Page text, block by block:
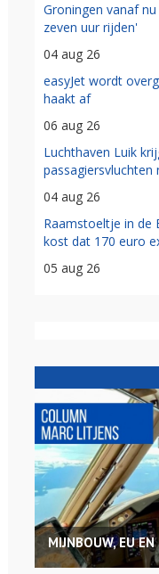
Groningen vanaf
zeven uur rijden'
04 aug 26
easyJet wordt
haakt af
06 aug 26
Luchthaven Luik
04 aug 26
Raamstoeltje in de
kost dat 170 euro
05 aug 26
MIJNBOUW, EU